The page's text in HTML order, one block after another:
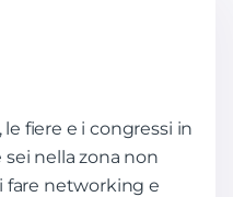
fiere e i congressi in
nella zona non
fare networking e